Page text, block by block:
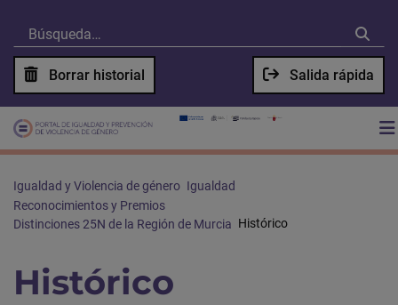
Borrar historial Salida rápida
Igualdad y Violencia de género Igualdad
Reconocimientos y Premios
Distinciones 25N de la Región de Murcia Histórico
Histórico